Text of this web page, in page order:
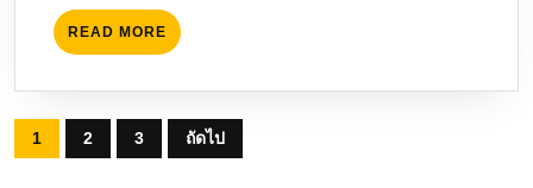
READ MORE READ
MORE
Posts
pagination
1 2 3 ถัดไป